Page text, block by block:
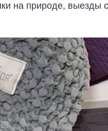
на природе, выезды